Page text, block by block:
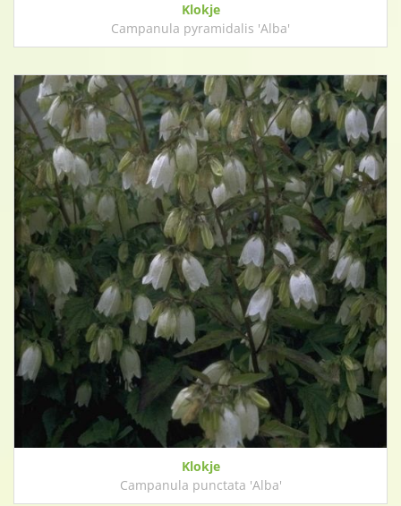
Klokje
Campanula pyramidalis 'Alba'
Klokje
Campanula punctata 'Alba'